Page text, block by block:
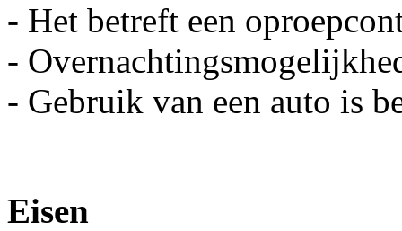
- Het betreft een
-
- Gebruik van een auto is
Eisen